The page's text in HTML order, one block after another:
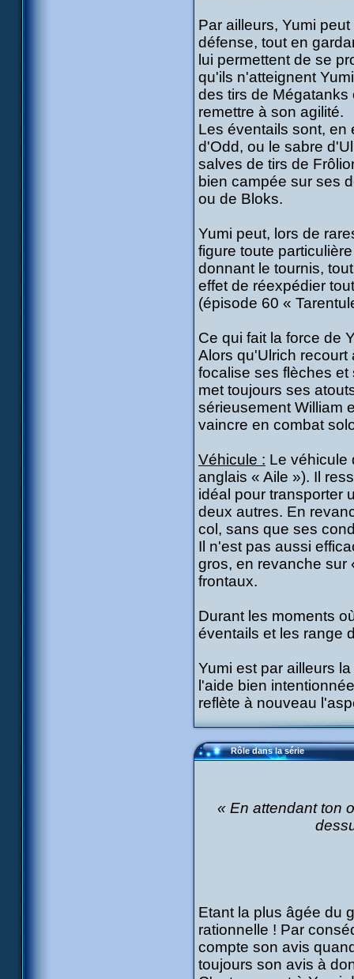
Par ailleurs, Yumi
défense, tout en
lui permettent de se
qu'ils n'atteignent
des tirs de Mégatanks
remettre à son agilité.
Les éventails sont, en
d'Odd, ou le sabre
salves de tirs de
bien campée sur ses
ou de Bloks.
Yumi peut, lors de
figure toute
donnant le tournis,
effet de réexpédier
(épisode 60 «
Ce qui fait la force de
Alors qu'Ulrich
focalise ses flèches et
met toujours ses
sérieusement William
vaincre en combat
Véhicule : Le véhicule
anglais « Aile »). Il
idéal pour transporter
deux autres. En
col, sans que ses
Il n'est pas aussi
gros, en revanche sur
frontaux.
Durant les moments
éventails et les range
Yumi est par ailleurs
l'aide bien
reflète à nouveau
Rôle dans la série
« En attendant ton
Etant la plus âgée du
rationnelle ! Par
compte son avis
toujours son avis à